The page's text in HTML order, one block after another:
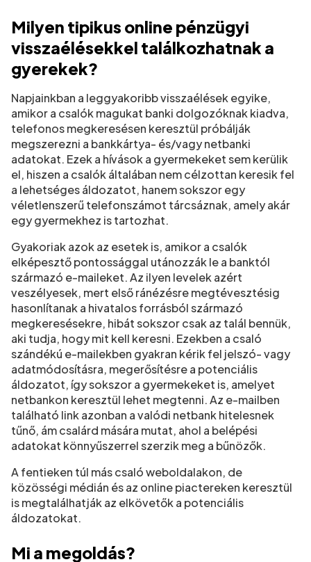
Milyen tipikus online pénzügyi
visszaélésekkel találkozhatnak a
gyerekek?
Napjainkban a leggyakoribb visszaélések egyike,
amikor a csalók magukat banki dolgozóknak kiadva,
telefonos megkeresésen keresztül próbálják
megszerezni a bankkártya- és/vagy netbanki
adatokat. Ezek a hívások a gyermekeket sem kerülik
el, hiszen a csalók általában nem célzottan keresik fel
a lehetséges áldozatot, hanem sokszor egy
véletlenszerű telefonszámot tárcsáznak, amely akár
egy gyermekhez is tartozhat.
Gyakoriak azok az esetek is, amikor a csalók
elképesztő pontossággal utánozzák le a banktól
származó e-maileket. Az ilyen levelek azért
veszélyesek, mert első ránézésre megtévesztésig
hasonlítanak a hivatalos forrásból származó
megkeresésekre, hibát sokszor csak az talál bennük,
aki tudja, hogy mit kell keresni. Ezekben a csaló
szándékú e-mailekben gyakran kérik fel jelszó- vagy
adatmódosításra, megerősítésre a potenciális
áldozatot, így sokszor a gyermekeket is, amelyet
netbankon keresztül lehet megtenni. Az e-mailben
található link azonban a valódi netbank hitelesnek
tűnő, ám csalárd mására mutat, ahol a belépési
adatokat könnyűszerrel szerzik meg a bűnözők.
A fentieken túl más csaló weboldalakon, de
közösségi médián és az online piactereken keresztül
is megtalálhatják az elkövetők a potenciális
áldozatokat.
Mi a megoldás?